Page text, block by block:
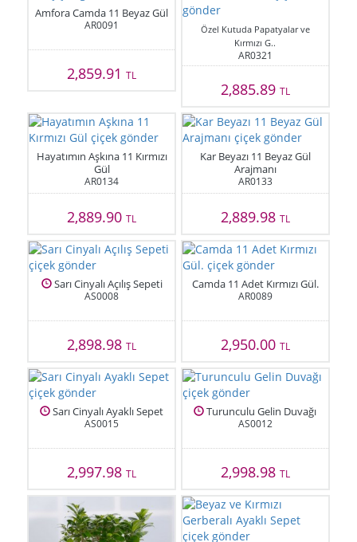
Amfora Camda 11 Beyaz Gül
AR0091
2,859.91TL
Özel Kutuda Papatyalar ve
Kırmızı G..
AR0321
2,885.89 TL
Hayatımın Aşkına 11 Kırmızı
Gül
AR0134
2,889.90TL
Kar Beyazı 11 Beyaz Gül
Arajmanı
AR0133
2,889.98 TL
Sarı Cinyalı Açılış Sepeti
AS0008
2,898.98TL
Camda 11 Adet Kırmızı Gül.
AR0089
2,950.00 TL
Sarı Cinyalı Ayaklı Sepet
AS0015
2,997.98TL
Turunculu Gelin Duvağı
AS0012
2,998.98 TL